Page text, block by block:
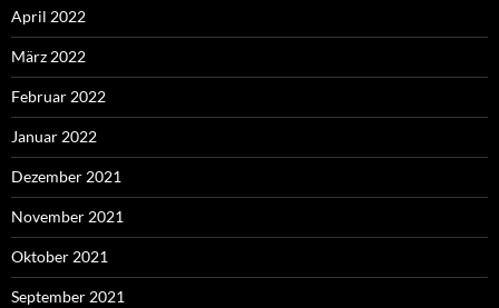
April 2022
März 2022
Februar 2022
Januar 2022
Dezember 2021
November 2021
Oktober 2021
September 2021